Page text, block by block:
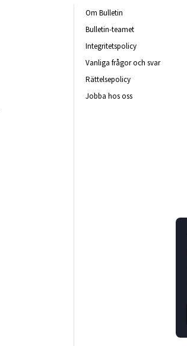
Om Bulletin
Bulletin-teamet
Integritetspolicy
Vanliga frågor och svar
Rättelsepolicy
Jobba hos oss